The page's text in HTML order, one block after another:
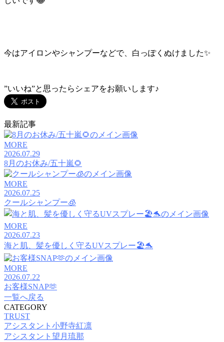
今はアイロンやシャンプーなどで、白っぽくぬけました✨
”いいね”と思ったらシェアをお願いします♪
最新記事
MORE
2026.07.29
8月のお休み/五十嵐🌻
MORE
2026.07.25
クールシャンプー🧊
MORE
2026.07.23
海と肌、髪を優しく守るUVスプレー🏖️🐬
MORE
2026.07.22
お客様SNAP🫶
一覧へ戻る
CATEGORY
TRUST
アシスタント小野寺紅凛
アシスタント望月琉那